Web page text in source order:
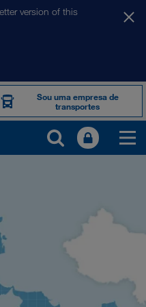
version of this
Sou uma empresa de
transportes